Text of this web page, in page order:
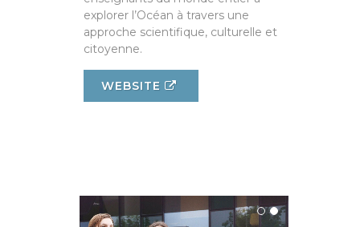
explorer l’Océan à travers une
approche scientifique, culturelle et
citoyenne.
WEBSITE